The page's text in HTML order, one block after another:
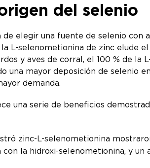
del selenio
elegir una fuente de selenio con
L-selenometionina de zinc elude
y aves de corral, el 100 % de la
una mayor deposición de selenio
demanda.
una serie de beneficios
zinc-L-selenometionina
la hidroxi-selenometionina, y un